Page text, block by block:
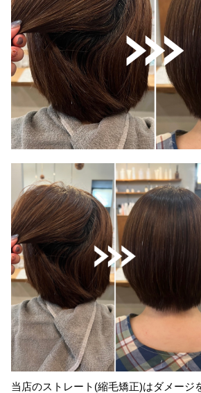
当店のストレート(縮毛矯正)はダメージ